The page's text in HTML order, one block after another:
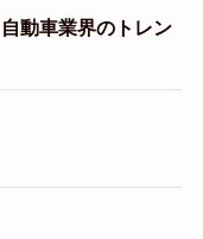
動車業界のトレン